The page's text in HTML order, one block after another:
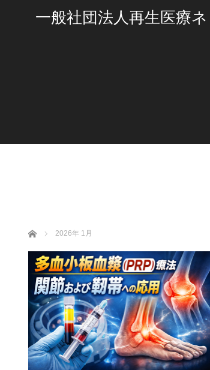
一般社団法人再生医療
ホーム 2026年 1月